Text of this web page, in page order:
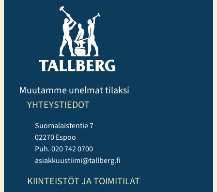
Muutamme unelmat tilaksi
YHTEYSTIEDOT
Suomalaistentie 7
02270 Espoo
Puh. 020 742 0700
asiakkuustiimi@tallberg.fi
KIINTEISTÖT JA TOIMITILAT